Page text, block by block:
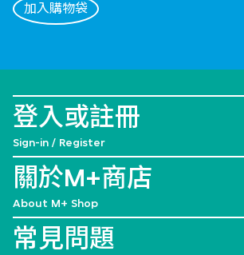
加入購物袋
登入或註冊
Sign-in / Register
關於M+商店
About M+ Shop
常見問題